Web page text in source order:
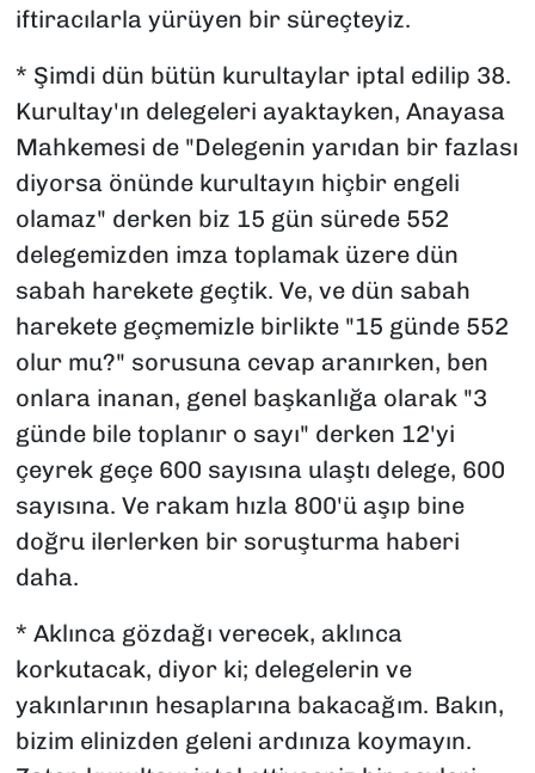
iftiracılarla yürüyen bir süreçteyiz.
* Şimdi dün bütün kurultaylar iptal edilip 38.
Kurultay'ın delegeleri ayaktayken, Anayasa
Mahkemesi de "Delegenin yarıdan bir fazlası
diyorsa önünde kurultayın hiçbir engeli
olamaz" derken biz 15 gün sürede 552
delegemizden imza toplamak üzere dün
sabah harekete geçtik. Ve, ve dün sabah
harekete geçmemizle birlikte "15 günde 552
olur mu?" sorusuna cevap aranırken, ben
onlara inanan, genel başkanlığa olarak "3
günde bile toplanır o sayı" derken 12'yi
çeyrek geçe 600 sayısına ulaştı delege, 600
sayısına. Ve rakam hızla 800'ü aşıp bine
doğru ilerlerken bir soruşturma haberi
daha.
* Aklınca gözdağı verecek, aklınca
korkutacak, diyor ki; delegelerin ve
yakınlarının hesaplarına bakacağım. Bakın,
bizim elinizden geleni ardınıza koymayın.